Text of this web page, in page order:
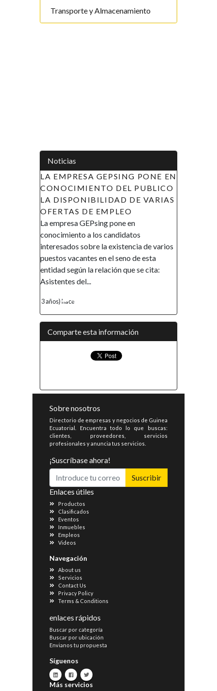
Transporte y Almacenamiento
Noticias
LA EMPRESA GEPSING PONE EN
CONOCIMIENTO DEL PUBLICO
LA DISPONIBILIDAD DE VARIAS
OFERTAS DE EMPLEO
La empresa GEPsing pone en
conocimiento a los candidatos
interesados sobre la existencia de varios
puestos vacantes en el seno de esta
entidad según la relación que se cita:
Asistentes del...
3 años) hace
Comparte esta información
Sobre nosotros
Directorio de empresas y negocios de Guinea
Ecuatorial. Encuentra todo lo que buscas:
clientes, proveedores, servicios
profesionales y anuncia tus servicios.
¡Suscríbase ahora!
Suscribir
Enlaces útiles
Productos
Clasificados
Eventos
Inmuebles
Empleos
Videos
Navegación
About us
Servicios
Contact Us
Privacy Policy
Terms & Conditions
enlaces rápidos
Buscar por categoría
Buscar por ubicación
Envianos tu propuesta
Síguenos
Más servicios